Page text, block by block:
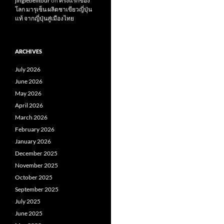
โลก มารุเซ็น ผลิตชาเขียวญี่ปุ่น
แท้ จากญี่ปุ่นสู่เมืองไทย
ARCHIVES
July 2026
June 2026
May 2026
April 2026
March 2026
February 2026
January 2026
December 2025
November 2025
October 2025
September 2025
July 2025
June 2025